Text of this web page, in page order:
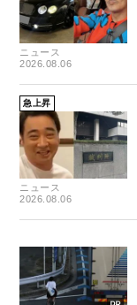
ニュース
2026.08.06
急上昇
ニュース
2026.08.06